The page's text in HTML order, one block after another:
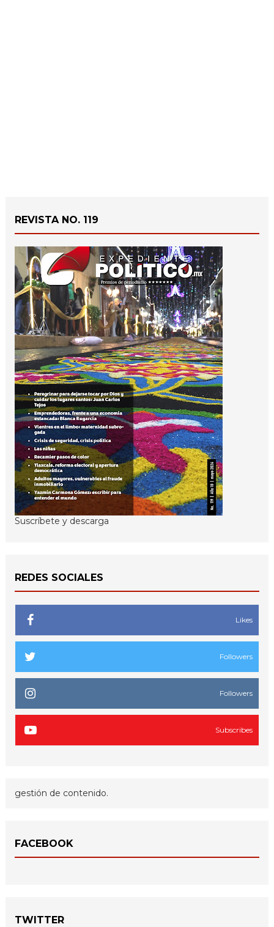
REVISTA NO. 119
Suscríbete y descarga
REDES SOCIALES
Likes
Followers
Followers
Subscribes
gestión de contenido.
FACEBOOK
TWITTER